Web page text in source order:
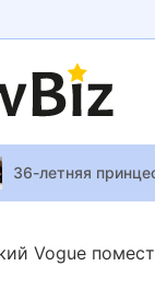
36-летняя
Ubisoft
Vogue